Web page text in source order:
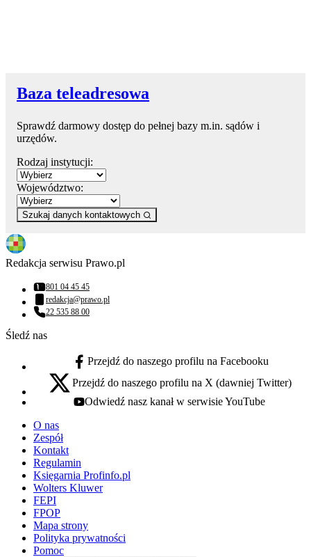
Baza teleadresowa
Sprawdź darmowy dostęp do pełnej bazy m.in. sądów i
urzędów.
Rodzaj instytucji:
Województwo:
Szukaj danych kontaktowych
Redakcja serwisu Prawo.pl
Numer telefonu:
801 04 45 45
Adres email:
redakcja@prawo.pl
Numer telefonu:
22 535 88 00
Śledź nas
facebook - otwiera się w nowej karcie
Przejdź do naszego profilu na Facebooku
x - otwiera się w nowej karcie
Przejdź do naszego profilu na X (dawniej Twitter)
youtube - otwiera się w nowej karcie
Odwiedź nasz kanał w serwisie YouTube
O nas
Zespół
Kontakt
Regulamin
Księgarnia Profinfo.pl
Wolters Kluwer
FEPI
FPOP
Mapa strony
Polityka prywatności
Pomoc